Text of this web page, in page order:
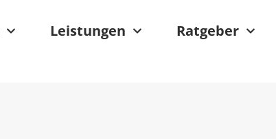
Leistungen Ratgeber